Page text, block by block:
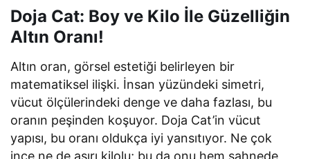
Doja Cat: Boy ve Kilo İle Güzelliğin
Altın Oranı!
Altın oran, görsel estetiği belirleyen bir
matematiksel ilişki. İnsan yüzündeki simetri,
vücut ölçülerindeki denge ve daha fazlası, bu
oranın peşinden koşuyor. Doja Cat’in vücut
yapısı, bu oranı oldukça iyi yansıtıyor. Ne çok
ince ne de aşırı kilolu; bu da onu hem sahnede